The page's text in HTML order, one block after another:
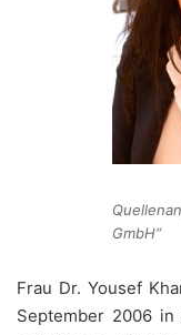
GmbH“
Frau Dr. Yousef
September 2006